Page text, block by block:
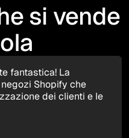
si vende
fantastica! La
Shopify che
dei clienti e le